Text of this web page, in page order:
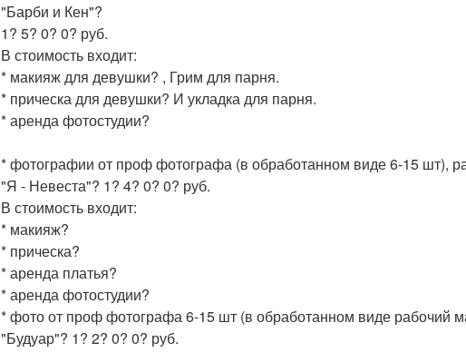
"Барби и Кен"?
1? 5? 0? 0? руб.
В стоимость входит:
* макияж для девушки? , Грим для парня.
* прическа для девушки? И укладка для парня.
* аренда фотостудии?
* фотографии от проф фотографа (в обработанном виде 6-15 шт),
"Я - Невеста"? 1? 4? 0? 0? руб.
В стоимость входит:
* макияж?
* прическа?
* аренда платья?
* аренда фотостудии?
* фото от проф фотографа 6-15 шт (в обработанном виде рабочий
"Будуар"? 1? 2? 0? 0? руб.